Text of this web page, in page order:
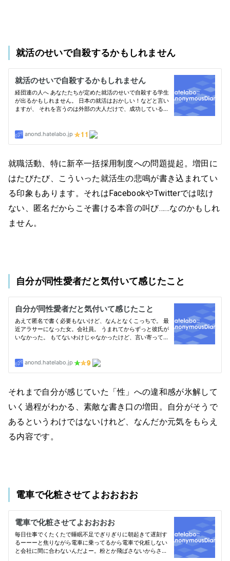
就活のせいで自殺するかもしれません
就職活動、特に新卒一括採用制度への問題提起。増田に
はたびたび、こういった就活生の悲鳴が書き込まれてい
る印象もあります。それはFacebookやTwitterでは呟け
ない、匿名だからこそ書ける本音の叫び……なのかもしれ
ません。
自分が同性愛者だと気付いて感じたこと
それまで自分が感じていた「性」への違和感が氷解して
いく過程がわかる、素敵な書き口の増田。自分がそうで
あるというわけではないけれど、なんだか元気をもらえ
る内容です。
電車で化粧させてよおおおお